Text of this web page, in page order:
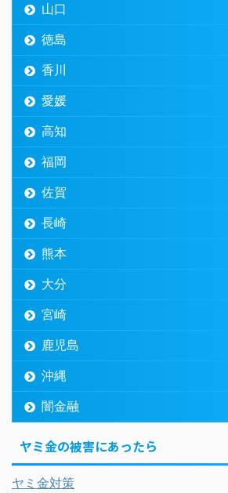
山口
徳島
香川
愛媛
高知
福岡
佐賀
長崎
熊本
大分
宮崎
鹿児島
沖縄
闇金融
ヤミ金の被害にあったら
ヤミ金対策